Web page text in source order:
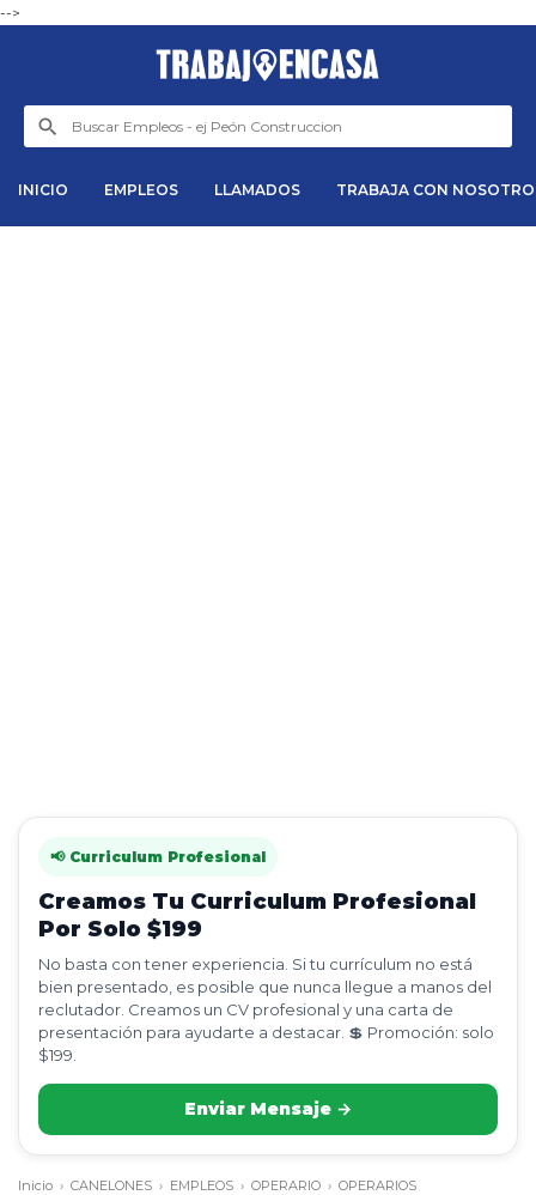
-->
INICIO EMPLEOS LLAMADOS TRABAJA CON
📢 Curriculum Profesional
Creamos Tu Curriculum Profesional
Por Solo $199
No basta con tener experiencia. Si tu currículum no está
bien presentado, es posible que nunca llegue a manos del
reclutador. Creamos un CV profesional y una carta de
presentación para ayudarte a destacar. 💲 Promoción: solo
$199.
Enviar Mensaje →
Inicio › CANELONES › EMPLEOS › OPERARIO › OPERARIOS